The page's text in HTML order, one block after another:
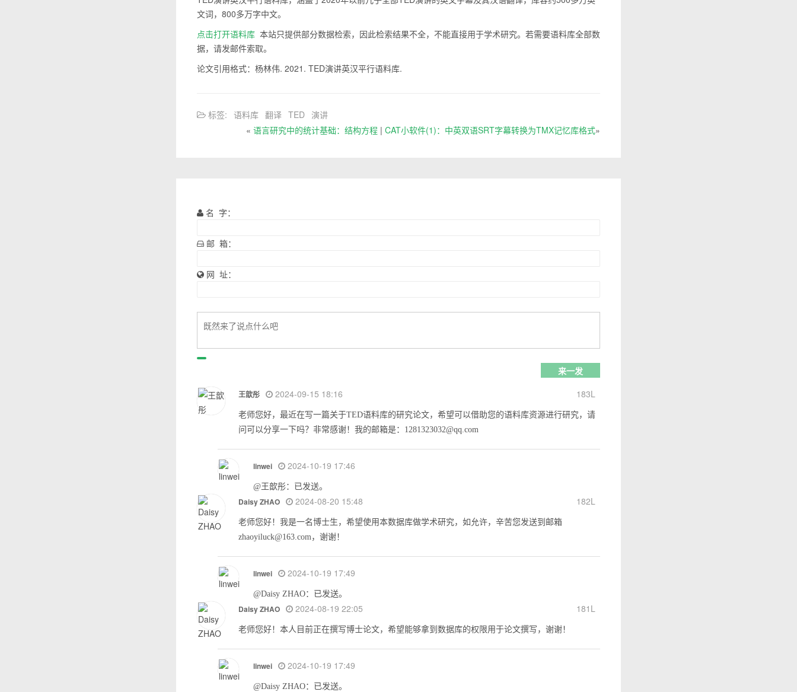
文词，800多万字中文。
点击打开语料库 本站只提供部分数据检索，因此检索结果不全，不能直接用于学术研究。若需要语料库全部数
据，请发邮件索取。
论文引用格式：杨林伟. 2021. TED演讲英汉平行语料库.
标签: 语料库 翻译 TED 演讲
« 语言研究中的统计基础：结构方程 | CAT小软件(1)：中英双语SRT字幕转换为TMX记忆库格式»
名 字：
邮 箱：
网 址：
王歆彤 2024-09-15 18:16 183L
老师您好，最近在写一篇关于TED语料库的研究论文，希望可以借助您的语料库资源进行研究，请
问可以分享一下吗？非常感谢！我的邮箱是：1281323032@qq.com
linwei 2024-10-19 17:46
@王歆彤：已发送。
Daisy ZHAO 2024-08-20 15:48 182L
老师您好！我是一名博士生，希望使用本数据库做学术研究，如允许，辛苦您发送到邮箱
zhaoyiluck@163.com，谢谢！
linwei 2024-10-19 17:49
@Daisy ZHAO：已发送。
Daisy ZHAO 2024-08-19 22:05 181L
老师您好！本人目前正在撰写博士论文，希望能够拿到数据库的权限用于论文撰写，谢谢！
linwei 2024-10-19 17:49
@Daisy ZHAO：已发送。